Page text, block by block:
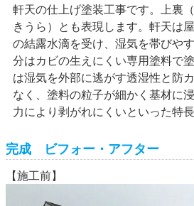
軒天の仕上げ塗装工事です。上裏
きうら）とも表現します。軒天は
の結露水滴を受け、湿気を帯びや
分はカビの生えにくい専用塗料で
は湿気を外部に逃がす透湿性と防
なく、塗料の粒子が細かく基材に
力により剥がれにくいといった特長
完成 ビフォー・アフター
【施工前】